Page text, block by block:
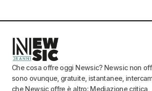
Che cosa offre oggi Newsic? Newsic non
sono ovunque, gratuite, istantanee,
che Newsic offre è altro: Mediazione critica,